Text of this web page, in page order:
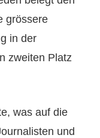
grössere
in der
zweiten Platz
was auf die
und